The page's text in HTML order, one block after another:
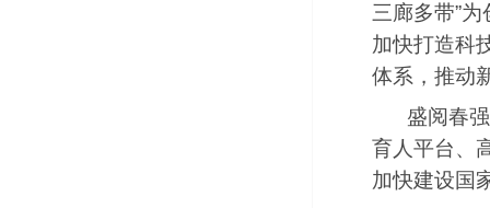
三廊多带”
加快打造科
体系，推动
盛阅春
育人平台、
加快建设国